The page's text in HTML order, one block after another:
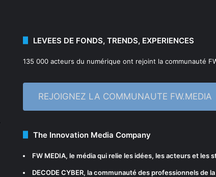
LEVEES DE FONDS, TRENDS, EXPERIENCES
135 000 acteurs du numérique ont rejoint la communauté
REJOIGNEZ LA COMMUNAUTE FW.MEDIA
The Innovation Media Company
FW MEDIA, le média qui relie les idées, les acteurs et les
DECODE CYBER, la communauté des professionnels de